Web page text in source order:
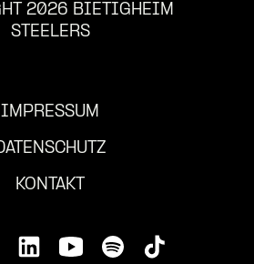
2026 BIETIGHEIM
STEELERS
IMPRESSUM
KONTAKT